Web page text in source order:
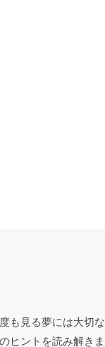
も見る夢には大切な
ヒントを読み解きま